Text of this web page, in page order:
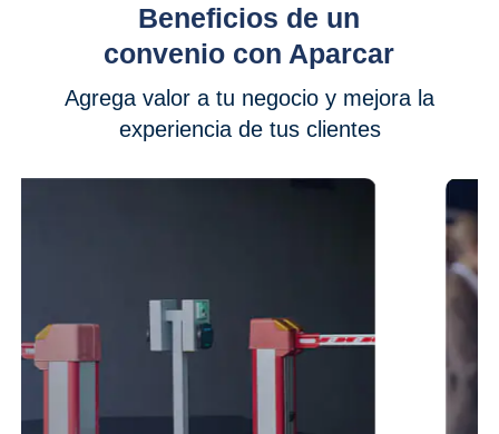
Beneficios de un
convenio con Aparcar
Agrega valor a tu negocio y mejora la
experiencia de tus clientes